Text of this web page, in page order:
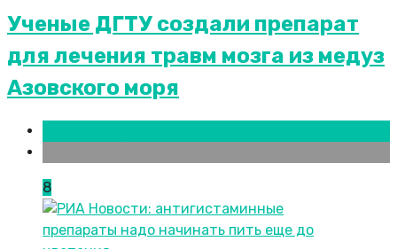
Ученые ДГТУ создали препарат
для лечения травм мозга из медуз
Азовского моря
8